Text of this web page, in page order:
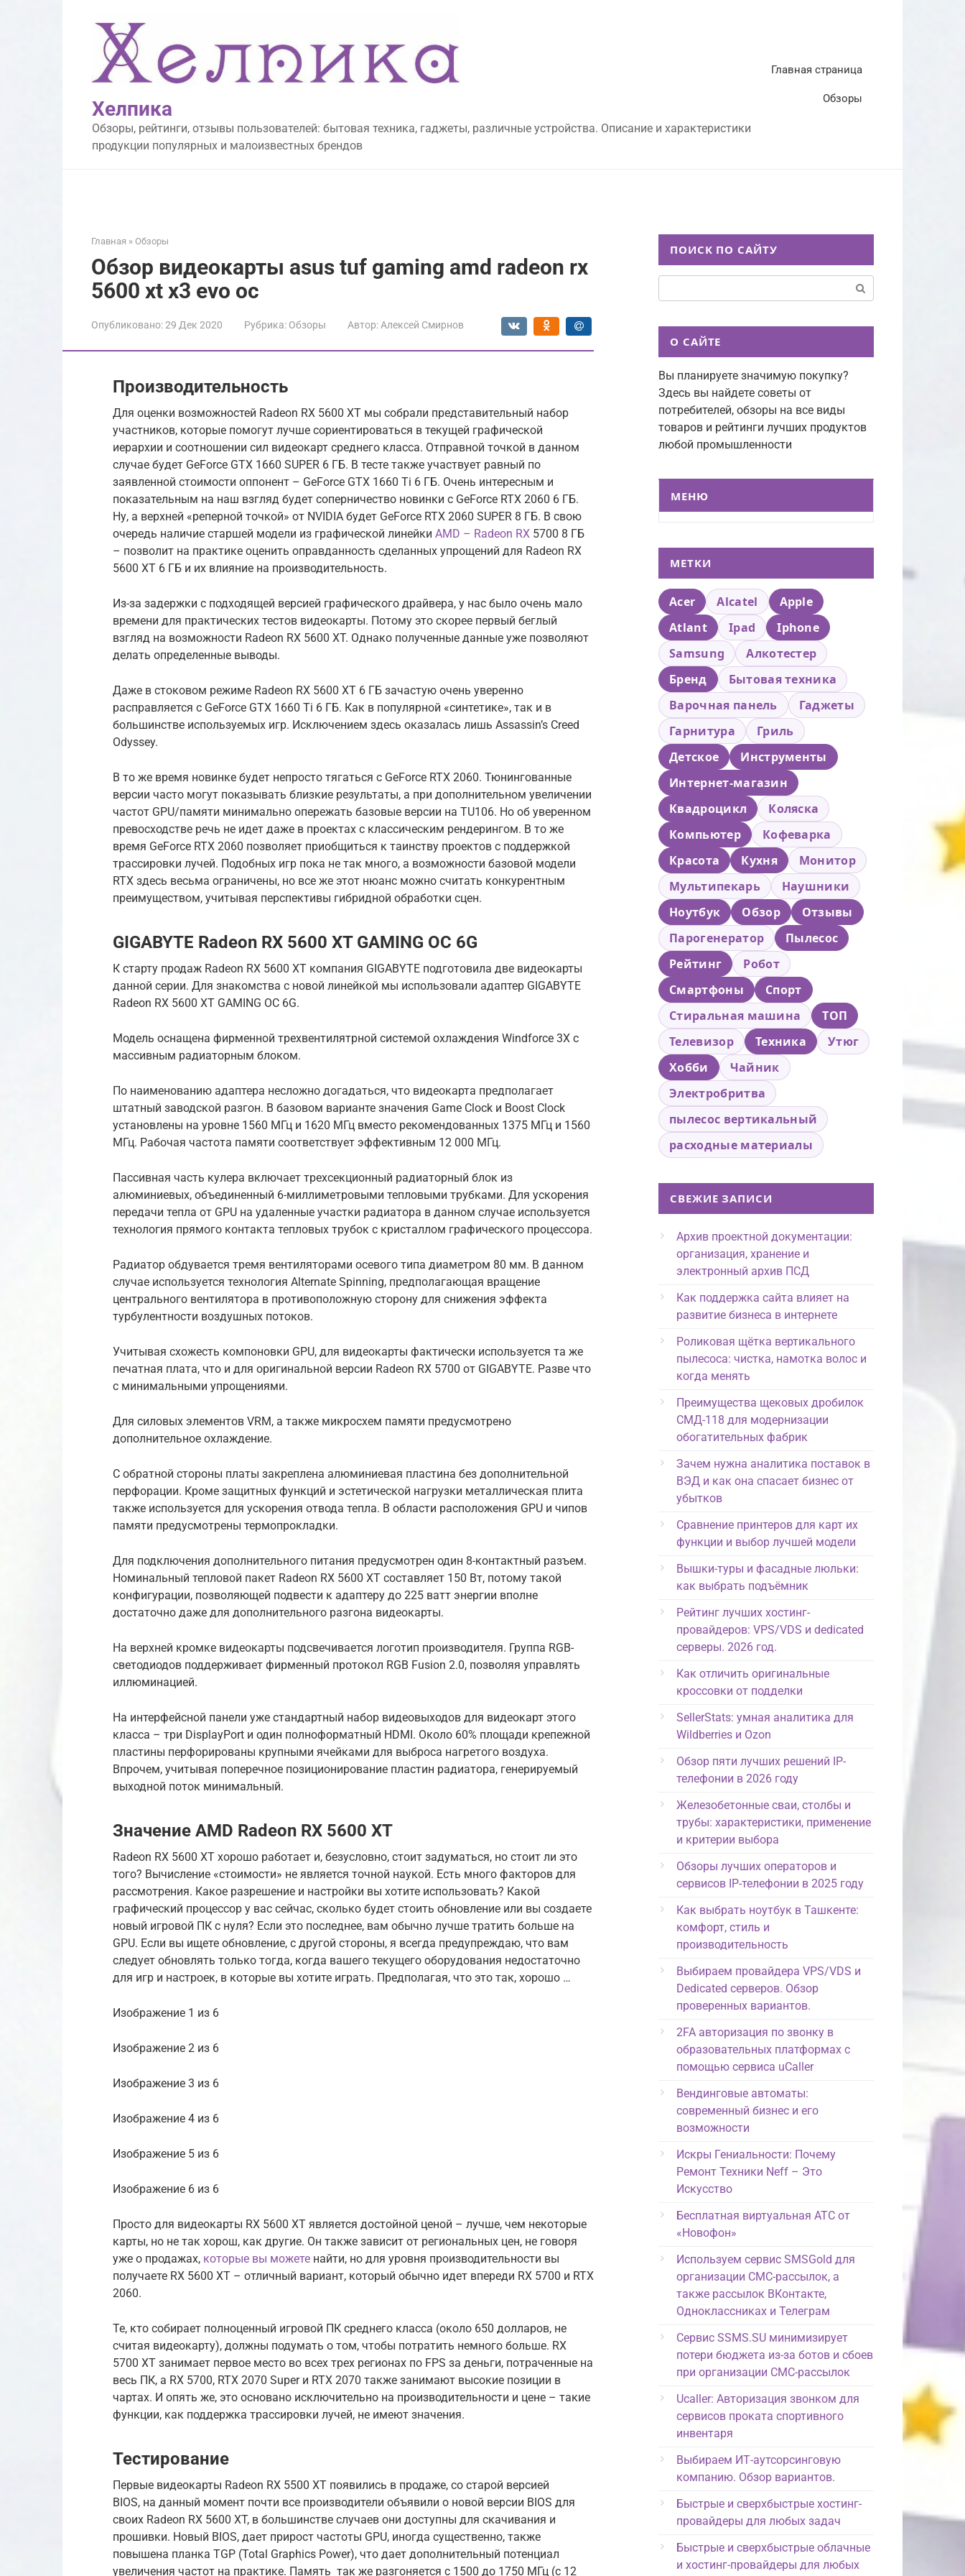
Хелпика
Обзоры, рейтинги, отзывы пользователей: бытовая техника, гаджеты, различные устройства. Описание и характеристики
продукции популярных и малоизвестных брендов
Главная страница
Обзоры
Главная » Обзоры
Обзор видеокарты asus tuf gaming amd radeon rx
5600 xt x3 evo oc
Опубликовано:29 Дек 2020 Рубрика: Обзоры Автор: Алексей Смирнов
Производительность
Для оценки возможностей Radeon RX 5600 XT мы собрали представительный набор
участников, которые помогут лучше сориентироваться в текущей графической
иерархии и соотношении сил видеокарт среднего класса. Отправной точкой в данном
случае будет GeForce GTX 1660 SUPER 6 ГБ. В тесте также участвует равный по
заявленной стоимости оппонент – GeForce GTX 1660 Ti 6 ГБ. Очень интересным и
показательным на наш взгляд будет соперничество новинки с GeForce RTX 2060 6 ГБ.
Ну, а верхней «реперной точкой» от NVIDIA будет GeForce RTX 2060 SUPER 8 ГБ. В свою
очередь наличие старшей модели из графической линейки AMD – Radeon RX 5700 8 ГБ
– позволит на практике оценить оправданность сделанных упрощений для Radeon RX
5600 XT 6 ГБ и их влияние на производительность.
Из-за задержки с подходящей версией графического драйвера, у нас было очень мало
времени для практических тестов видеокарты. Потому это скорее первый беглый
взгляд на возможности Radeon RX 5600 XT. Однако полученные данные уже позволяют
делать определенные выводы.
Даже в стоковом режиме Radeon RX 5600 XT 6 ГБ зачастую очень уверенно
расправляется с GeForce GTX 1660 Ti 6 ГБ. Как в популярной «синтетике», так и в
большинстве используемых игр. Исключением здесь оказалась лишь Assassin’s Creed
Odyssey.
В то же время новинке будет непросто тягаться с GeForce RTX 2060. Тюнингованные
версии часто могут показывать близкие результаты, а при дополнительном увеличении
частот GPU/памяти минимально опережать базовые версии на TU106. Но об уверенном
превосходстве речь не идет даже в проектах с классическим рендерингом. В то же
время GeForce RTX 2060 позволяет приобщиться к таинству проектов с поддержкой
трассировки лучей. Подобных игр пока не так много, а возможности базовой модели
RTX здесь весьма ограничены, но все же этот нюанс можно считать конкурентным
преимуществом, учитывая перспективы гибридной обработки сцен.
GIGABYTE Radeon RX 5600 XT GAMING OC 6G
К старту продаж Radeon RX 5600 XT компания GIGABYTE подготовила две видеокарты
данной серии. Для знакомства с новой линейкой мы использовали адаптер GIGABYTE
Radeon RX 5600 XT GAMING OC 6G.
Модель оснащена фирменной трехвентилятрной системой охлаждения Windforce 3X с
массивным радиаторным блоком.
По наименованию адаптера несложно догадаться, что видеокарта предполагает
штатный заводской разгон. В базовом варианте значения Game Clock и Boost Clock
установлены на уровне 1560 МГц и 1620 МГц вместо рекомендованных 1375 МГц и 1560
МГц. Рабочая частота памяти соответствует эффективным 12 000 МГц.
Пассивная часть кулера включает трехсекционный радиаторный блок из
алюминиевых, объединенный 6-миллиметровыми тепловыми трубками. Для ускорения
передачи тепла от GPU на удаленные участки радиатора в данном случае используется
технология прямого контакта тепловых трубок с кристаллом графического процессора.
Радиатор обдувается тремя вентиляторами осевого типа диаметром 80 мм. В данном
случае используется технология Alternate Spinning, предполагающая вращение
центрального вентилятора в противоположную сторону для снижения эффекта
турбулентности воздушных потоков.
Учитывая схожесть компоновки GPU, для видеокарты фактически используется та же
печатная плата, что и для оригинальной версии Radeon RX 5700 от GIGABYTE. Разве что
с минимальными упрощениями.
Для силовых элементов VRM, а также микросхем памяти предусмотрено
дополнительное охлаждение.
С обратной стороны платы закреплена алюминиевая пластина без дополнительной
перфорации. Кроме защитных функций и эстетической нагрузки металлическая плита
также используется для ускорения отвода тепла. В области расположения GPU и чипов
памяти предусмотрены термопрокладки.
Для подключения дополнительного питания предусмотрен один 8-контактный разъем.
Номинальный тепловой пакет Radeon RX 5600 XT составляет 150 Вт, потому такой
конфигурации, позволяющей подвести к адаптеру до 225 ватт энергии вполне
достаточно даже для дополнительного разгона видеокарты.
На верхней кромке видеокарты подсвечивается логотип производителя. Группа RGB-
светодиодов поддерживает фирменный протокол RGB Fusion 2.0, позволяя управлять
иллюминацией.
На интерфейсной панели уже стандартный набор видеовыходов для видеокарт этого
класса – три DisplayPort и один полноформатный HDMI. Около 60% площади крепежной
пластины перфорированы крупными ячейками для выброса нагретого воздуха.
Впрочем, учитывая поперечное позиционирование пластин радиатора, генерируемый
выходной поток минимальный.
Значение AMD Radeon RX 5600 XT
Radeon RX 5600 XT хорошо работает и, безусловно, стоит задуматься, но стоит ли это
того? Вычисление «стоимости» не является точной наукой. Есть много факторов для
рассмотрения. Какое разрешение и настройки вы хотите использовать? Какой
графический процессор у вас сейчас, сколько будет стоить обновление или вы создаете
новый игровой ПК с нуля? Если это последнее, вам обычно лучше тратить больше на
GPU. Если вы ищете обновление, с другой стороны, я всегда предупреждаю, что вам
следует обновлять только тогда, когда вашего текущего оборудования недостаточно
для игр и настроек, в которые вы хотите играть. Предполагая, что это так, хорошо …
Изображение 1 из 6
Изображение 2 из 6
Изображение 3 из 6
Изображение 4 из 6
Изображение 5 из 6
Изображение 6 из 6
Просто для видеокарты RX 5600 XT является достойной ценой – лучше, чем некоторые
карты, но не так хорош, как другие. Он также зависит от региональных цен, не говоря
уже о продажах, которые вы можете найти, но для уровня производительности вы
получаете RX 5600 XT – отличный вариант, который обычно идет впереди RX 5700 и RTX
2060.
Те, кто собирает полноценный игровой ПК среднего класса (около 650 долларов, не
считая видеокарту), должны подумать о том, чтобы потратить немного больше. RX
5700 XT занимает первое место во всех трех регионах по FPS за деньги, потраченные на
весь ПК, а RX 5700, RTX 2070 Super и RTX 2070 также занимают высокие позиции в
чартах. И опять же, это основано исключительно на производительности и цене – такие
функции, как поддержка трассировки лучей, не имеют значения.
Тестирование
Первые видеокарты Radeon RX 5500 XT появились в продаже, со старой версией
BIOS, на данный момент почти все производители объявили о новой версии BIOS для
своих Radeon RX 5600 XT, в большинстве случаев они доступны для скачивания и
прошивки. Новый BIOS, дает прирост частоты GPU, иногда существенно, также
повышена планка TGP (Total Graphics Power), что дает дополнительный потенциал
увеличения частот на практике. Память так же разгоняется с 1500 до 1750 МГц (с 12
ПОИСК ПО САЙТУ
О САЙТЕ
Вы планируете значимую покупку?
Здесь вы найдете советы от
потребителей, обзоры на все виды
товаров и рейтинги лучших продуктов
любой промышленности
МЕНЮ
МЕТКИ
Acer Alcatel
Apple
Atlant
Ipad
Iphone
Samsung
Алкотестер
Бренд
Бытовая техника
Варочная панель
Гаджеты
Гарнитура
Гриль
Детское
Инструменты
Интернет-магазин
Квадроцикл
Коляска
Компьютер
Кофеварка
Красота
Кухня
Монитор
Мультипекарь
Наушники
Ноутбук
Обзор
Отзывы
Парогенератор
Пылесос
Рейтинг
Робот
Смартфоны
Спорт
Стиральная машина
ТОП
Телевизор
Техника
Утюг
Хобби
Чайник
Электробритва
пылесос вертикальный
расходные материалы
СВЕЖИЕ ЗАПИСИ
Архив проектной документации:
организация, хранение и
электронный архив ПСД
Как поддержка сайта влияет на
развитие бизнеса в интернете
Роликовая щётка вертикального
пылесоса: чистка, намотка волос и
когда менять
Преимущества щековых дробилок
СМД-118 для модернизации
обогатительных фабрик
Зачем нужна аналитика поставок в
ВЭД и как она спасает бизнес от
убытков
Сравнение принтеров для карт их
функции и выбор лучшей модели
Вышки-туры и фасадные люльки:
как выбрать подъёмник
Рейтинг лучших хостинг-
провайдеров: VPS/VDS и dedicated
серверы. 2026 год.
Как отличить оригинальные
кроссовки от подделки
SellerStats: умная аналитика для
Wildberries и Ozon
Обзор пяти лучших решений IP-
телефонии в 2026 году
Железобетонные сваи, столбы и
трубы: характеристики, применение
и критерии выбора
Обзоры лучших операторов и
сервисов IP-телефонии в 2025 году
Как выбрать ноутбук в Ташкенте:
комфорт, стиль и
производительность
Выбираем провайдера VPS/VDS и
Dedicated серверов. Обзор
проверенных вариантов.
2FA авторизация по звонку в
образовательных платформах с
помощью сервиса uCaller
Вендинговые автоматы:
современный бизнес и его
возможности
Искры Гениальности: Почему
Ремонт Техники Neff – Это
Искусство
Бесплатная виртуальная АТС от
«Новофон»
Используем сервис SMSGold для
организации СМС-рассылок, а
также рассылок ВКонтакте,
Одноклассниках и Телеграм
Сервис SSMS.SU минимизирует
потери бюджета из-за ботов и сбоев
при организации СМС-рассылок
Ucaller: Авторизация звонком для
сервисов проката спортивного
инвентаря
Выбираем ИТ-аутсорсинговую
компанию. Обзор вариантов.
Быстрые и сверхбыстрые хостинг-
провайдеры для любых задач
Быстрые и сверхбыстрые облачные
и хостинг-провайдеры для любых